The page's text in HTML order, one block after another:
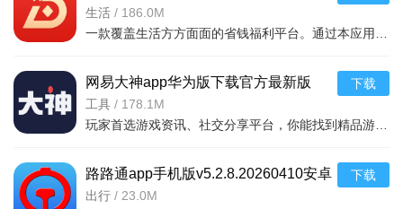
生活 / 186.0M
网易大神app华为版下载官方最新版
v4.15.0华为版
工具 / 178.1M
下载
路路通app手机版v5.2.8.20260410安卓
版
出行 / 23.0M
下载